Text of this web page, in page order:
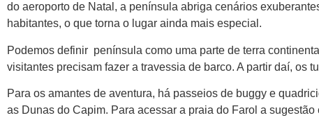
do aeroporto de Natal, a península abriga cenários
habitantes, o que torna o lugar ainda mais especial.
Podemos definir península como uma parte de terra
visitantes precisam fazer a travessia de barco. A partir daí, os
Para os amantes de aventura, há passeios de buggy e
as Dunas do Capim. Para acessar a praia do Farol a